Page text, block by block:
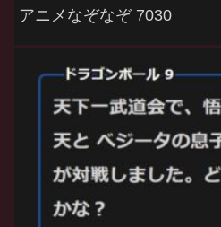
アニメなぞなぞ 7030